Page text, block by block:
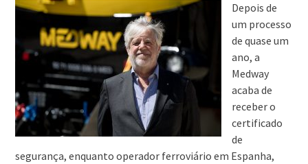
Depois de
um processo
de quase um
ano, a
Medway
acaba de
receber o
certificado
de
segurança, enquanto operador ferroviário em Espanha,